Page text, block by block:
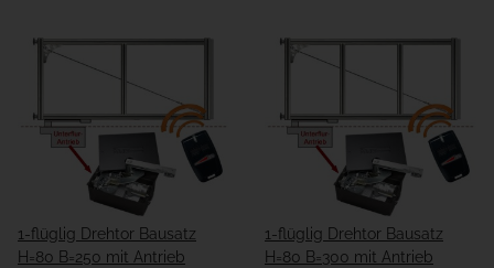
1-flüglig Drehtor Bausatz
H=80 B=250 mit Antrieb
1-flüglig Drehtor Bausatz
H=80 B=300 mit Antrieb